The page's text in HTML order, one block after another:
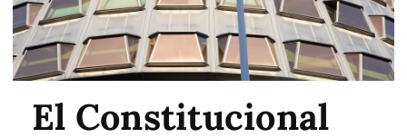
El Constitucional